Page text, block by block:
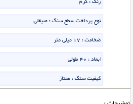
نوع پرداخت سطح سنگ : صیقلی
ضخامت : 17 میلی متر
ابعاد : 40 طولی
کیفیت سنگ : ممتاز